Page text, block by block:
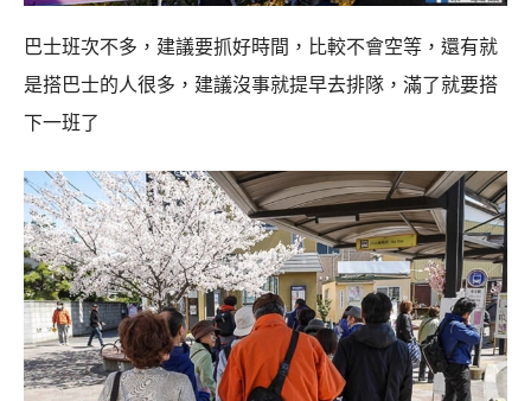
巴士班次不多，建議要抓好時間，比較不會空等，還有就
是搭巴士的人很多，建議沒事就提早去排隊，滿了就要搭
下一班了